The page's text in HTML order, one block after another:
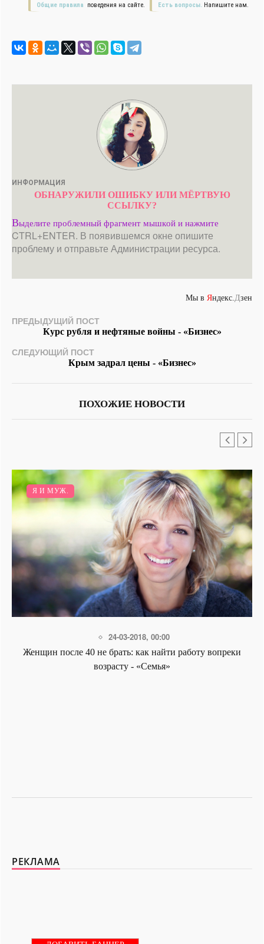
Есть вопросы. Напишите нам.
Общие правила поведения на сайте.
ИНФОРМАЦИЯ
ОБНАРУЖИЛИ ОШИБКУ ИЛИ МЁРТВУЮ
ССЫЛКУ?
Выделите проблемный фрагмент мышкой и нажмите
CTRL+ENTER. В появившемся окне опишите
проблему и отправьте Администрации ресурса.
Мы в Яндекс. Дзен
ПРЕДЫДУЩИЙ ПОСТ
Курс рубля и нефтяные войны - «Бизнес»
СЛЕДУЮЩИЙ ПОСТ
Крым задрал цены - «Бизнес»
ПОХОЖИЕ НОВОСТИ
Я И МУЖ.
24-03-2018, 00:00
Женщин после 40 не брать: как найти работу вопреки
возрасту - «Семья»
РЕКЛАМА